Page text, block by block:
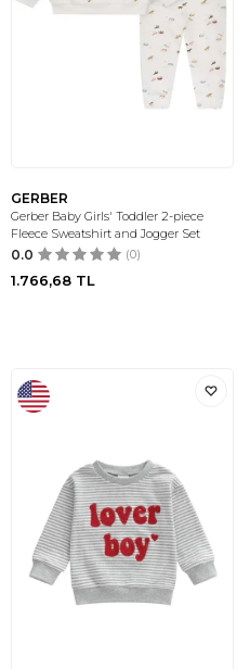
GERBER
Gerber Baby Girls' Toddler 2-piece
Fleece Sweatshirt and Jogger Set
0.0 (0)
1.766,68 TL